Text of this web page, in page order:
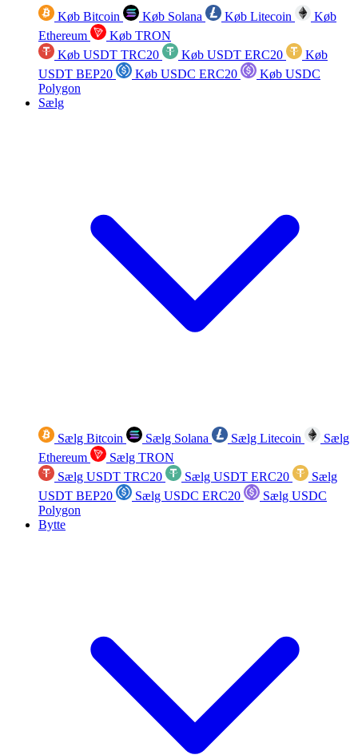
Køb Bitcoin Køb Solana Køb Litecoin
Køb
Ethereum
Køb TRON
Køb USDT TRC20
Køb USDT ERC20
Køb
USDT BEP20
Køb USDC ERC20
Køb USDC
Polygon
Sælg
Sælg Bitcoin Sælg Solana Sælg Litecoin
Sælg
Ethereum
Sælg TRON
Sælg USDT TRC20
Sælg USDT ERC20
Sælg
USDT BEP20
Sælg USDC ERC20
Sælg USDC
Polygon
Bytte